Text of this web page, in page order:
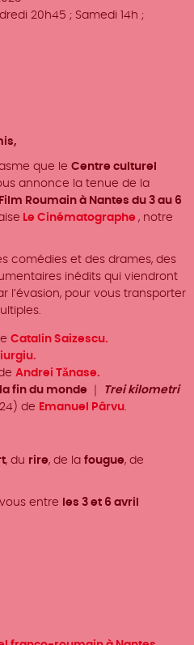
20h45 ; Samedi 14h ;
que le Centre culturel
annonce la tenue de la
Roumain à Nantes du 3 au 6
Le Cinématographe , notre
comédies et des drames, des
inédits qui viendront
l’évasion, pour vous transporter
Catalin Saizescu.
Andrei Tănase.
fin du monde
Trei kilometri
de Emanuel Pârvu.
, du rire, de la fougue, de
entre
les 3 et 6 avril